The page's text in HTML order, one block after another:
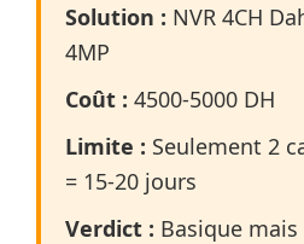
Solution : NVR 4CH
4MP
Coût : 4500-5000 DH
Limite : Seulement 2
= 15-20 jours
Verdict : Basique